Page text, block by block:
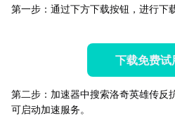
第一步：通过下方下载按钮，进行下
下载免费试
第二步：加速器中搜索洛奇英雄传反
可启动加速服务。